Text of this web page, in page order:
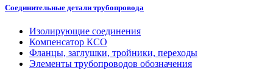
Соединительные детали трубопровода
Изолирующие соединения
Компенсатор КСО
Фланцы, заглушки, тройники, переходы
Элементы трубопроводов обозначения